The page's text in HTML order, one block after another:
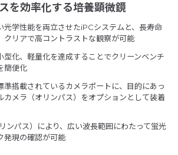
を効率化する培養顕微鏡
光学性能を両立させたiPCシステムと、長寿命
クリアで高コントラストな観察が可能
型化、軽量化を達成することでクリーンベンチ
簡便化
準搭載されているカメラポートに、目的にあっ
カメラ（オリンパス）をオプションとして装着
ンパス）により、広い波長範囲にわたって蛍光
発現の確認が可能